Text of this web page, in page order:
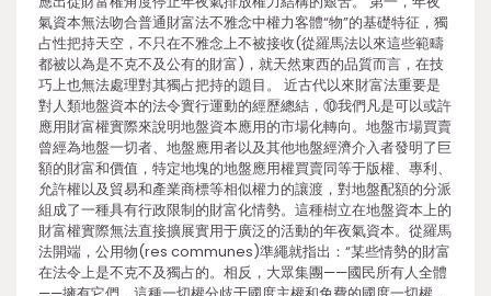
氣資本無法吻合普通財富法不雅念中權力客體“物”的基礎特征，獨
占性把持天空，不只在不雅念上不被接收(從羅馬法以來這些範疇
都被以為是不克不及公有的財富)，就天然東西的品質而言，在技
巧上也無法處理對其獨占把持的題目。 近古代以來財富法重要是
對人類地盤資本的法令實行運動的經歷總結，⑩我們凡是可以或許
應用財富權實際來說明地盤資本應用的市場化轉向。地盤市場買賣
曾經為地盤一切者、地盤應用者以及其他地盤經濟介入者發明了巨
額的財富和價值，特定地塊的地盤應用權買賣同等于版權、專利、
允許權以及貿易和產業商標等相似權力的讓渡，對地盤配額的分派
組成了一種具有行政限制的財富化情勢。這種樹立在地盤資本上的
財富權實際無法直接擴展實用于廣泛的活動的年夜氣資本。從羅馬
法開端，公用物(res communes)準繩就指出：“某些情勢的財富
在法令上是不克不及獨占的。相反，大眾集團——國民所有人全體